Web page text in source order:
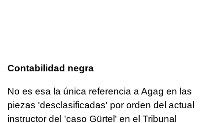
Contabilidad negra
No es esa la única referencia a Agag en las
piezas 'desclasificadas' por orden del actual
instructor del 'caso Gürtel' en el Tribunal